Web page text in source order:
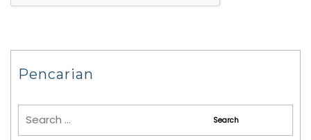
Pencarian